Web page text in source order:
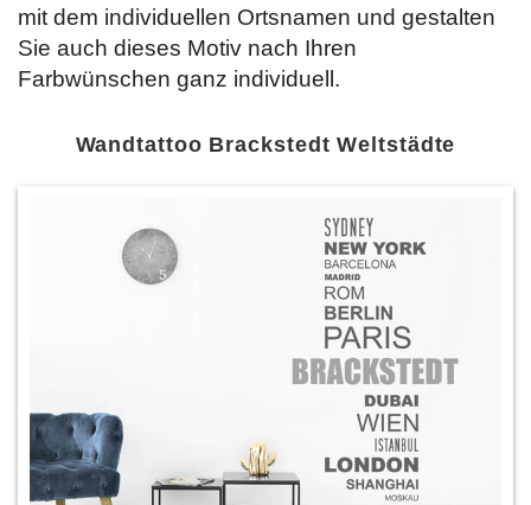
mit dem individuellen Ortsnamen und gestalten
Sie auch dieses Motiv nach Ihren
Farbwünschen ganz individuell.
Wandtattoo Brackstedt Weltstädte